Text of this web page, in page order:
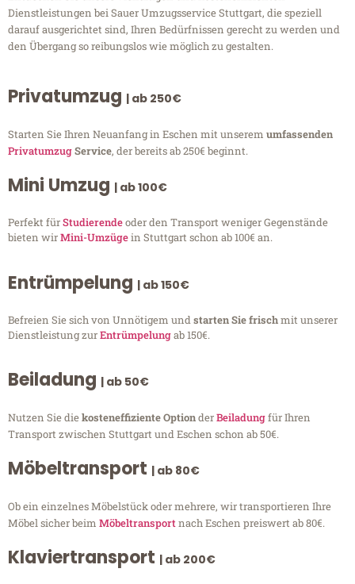
Dienstleistungen bei Sauer Umzugsservice Stuttgart, die speziell
darauf ausgerichtet sind, Ihren Bedürfnissen gerecht zu werden und
den Übergang so reibungslos wie möglich zu gestalten.
Privatumzug | ab 250€
Starten Sie Ihren Neuanfang in Eschen mit unserem umfassenden
PrivatumzugService, der bereits ab 250€ beginnt.
Mini Umzug | ab 100€
Perfekt fürStudierendeoder den Transport weniger Gegenstände
bieten wirMini-Umzügein Stuttgart schon ab 100€ an.
Entrümpelung | ab 150€
Befreien Sie sich von Unnötigem undstarten Sie frischmit unserer
Dienstleistung zurEntrümpelungab 150€.
Beiladung | ab 50€
Nutzen Sie diekosteneffiziente OptionderBeiladungfür Ihren
Transport zwischen Stuttgart und Eschen schon ab 50€.
Möbeltransport | ab 80€
Ob ein einzelnes Möbelstück oder mehrere, wir transportieren Ihre
Möbel sicher beim Möbeltransportnach Eschen preiswert ab 80€.
Klaviertransport | ab 200€